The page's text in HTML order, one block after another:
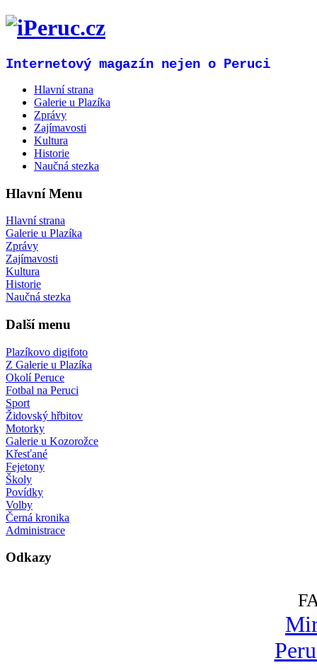
Internetový magazín nejen o Peruci
Hlavní strana
Galerie u Plazíka
Zprávy
Zajímavosti
Kultura
Historie
Naučná stezka
Hlavní Menu
Hlavní strana
Galerie u Plazíka
Zprávy
Zajímavosti
Kultura
Historie
Naučná stezka
Další menu
Plazíkovo digifoto
Z Galerie u Plazíka
Okolí Peruce
Fotbal na Peruci
Sport
Židovský hřbitov
Motorky
Galerie u Kozorožce
Křesťané
Fejetony
Školy
Povídky
Volby
Černá kronika
Administrace
Odkazy